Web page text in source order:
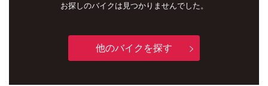
お探しのバイクは見つかりませんでした。
他のバイクを探す